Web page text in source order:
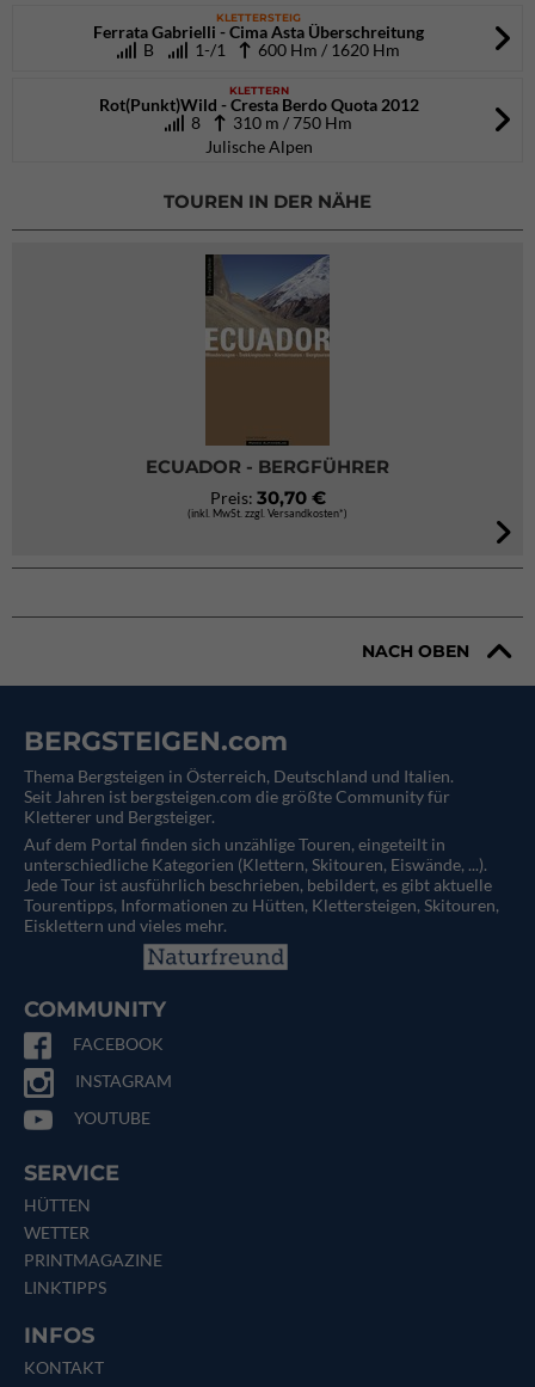
KLETTERSTEIG
Ferrata Gabrielli - Cima Asta Überschreitung
B
1-/1 600 Hm / 1620 Hm
KLETTERN
Rot(Punkt)Wild - Cresta Berdo Quota 2012
8
310 m / 750 Hm
Julische Alpen
TOUREN IN DER NÄHE
ECUADOR - BERGFÜHRER
Preis: 30,70 €
(inkl. MwSt. zzgl. Versandkosten*)
NACH OBEN
BERGSTEIGEN.com
Thema Bergsteigen in Österreich, Deutschland und Italien.
Seit Jahren ist bergsteigen.com die größte Community für
Kletterer und Bergsteiger.
Auf dem Portal finden sich unzählige Touren, eingeteilt in
unterschiedliche Kategorien (Klettern, Skitouren, Eiswände, ...).
Jede Tour ist ausführlich beschrieben, bebildert, es gibt aktuelle
Tourentipps, Informationen zu Hütten, Klettersteigen, Skitouren,
Eisklettern und vieles mehr.
COMMUNITY
FACEBOOK
INSTAGRAM
YOUTUBE
SERVICE
HÜTTEN
WETTER
PRINTMAGAZINE
LINKTIPPS
INFOS
KONTAKT